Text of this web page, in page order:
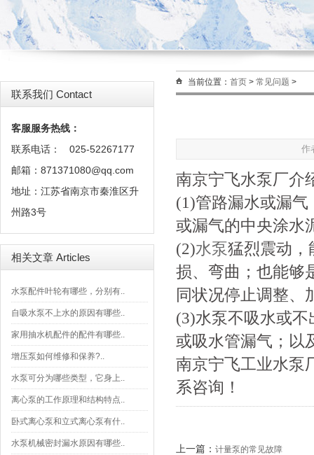
联系我们 Contact
客服服务热线：
联系电话：
025-52267177
邮箱：871371080@qq.com
地址：江苏省南京市秦淮区升
州路3号
相关文章 Articles
水泵配件叶轮有哪些，分别有..
自吸水泵不上水的原因有哪些..
家用抽水机配件的配件有哪些..
增压泵如何维修和保养?..
水泵可分为哪些类型，它身上..
离心泵的工作原理和结构特点..
卧式离心泵和立式离心泵有什..
水泵机械密封漏水原因有哪些..
当前位置： 首页 > 常见问题 >
作
南京宁飞水泵厂介
(1)管路漏水或漏
或漏气的中央涂水
(2)水泵猛烈震动，
损、弯曲；也能够
同状况停止调整、
(3)水泵不吸水或
或吸水管漏气；以
南京宁飞工业水泵
系咨询！
上一篇： 计量泵的常见故障